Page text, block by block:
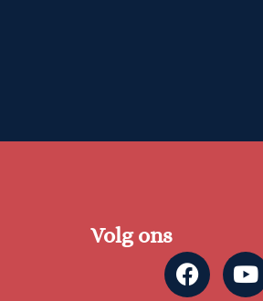
Volg ons